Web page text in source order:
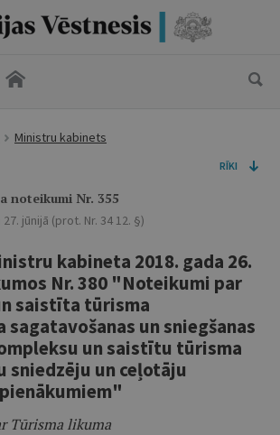
Ministru kabinets
RĪKI
noteikumi Nr. 355
jūnijā (prot. Nr. 34 12. §)
kabineta 2018. gada 26.
Nr. 380 "Noteikumi par
saistīta tūrisma
sagatavošanas un sniegšanas
un saistītu tūrisma
sniedzēju un ceļotāju
Tūrisma likuma